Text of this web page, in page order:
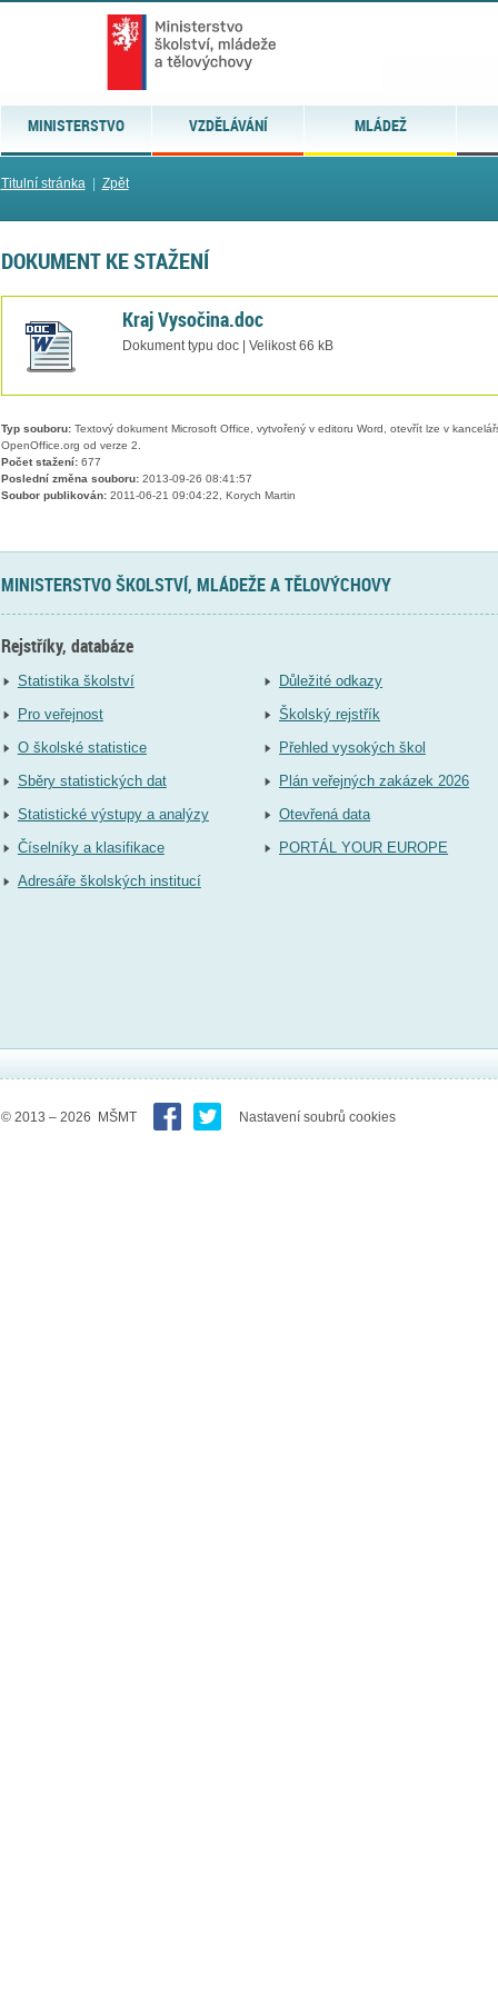
MINISTERSTVO VZDĚLÁVÁNÍ MLÁDEŽ
Titulní stránka| Zpět
DOKUMENT KE STAŽENÍ
Kraj Vysočina.doc
Dokument typu doc | Velikost 66 kB
Typ souboru:Textový dokument Microsoft Office, vytvořený v editoru Word, otevřít lze v
OpenOffice.org od verze 2.
Počet stažení:677
Poslední změna souboru:2013-09-26 08:41:57
Soubor publikován:2011-06-21 09:04:22, Korych Martin
MINISTERSTVO ŠKOLSTVÍ, MLÁDEŽE A TĚLOVÝCHOVY
Rejstříky, databáze
Statistika školství
Pro veřejnost
O školské statistice
Sběry statistických dat
Statistické výstupy a analýzy
Číselníky a klasifikace
Adresáře školských institucí
Důležité odkazy
Školský rejstřík
Přehled vysokých škol
Plán veřejných zakázek 2026
Otevřená data
PORTÁL YOUR EUROPE
© 2013 – 2026 MŠMT Nastavení soubrů cookies